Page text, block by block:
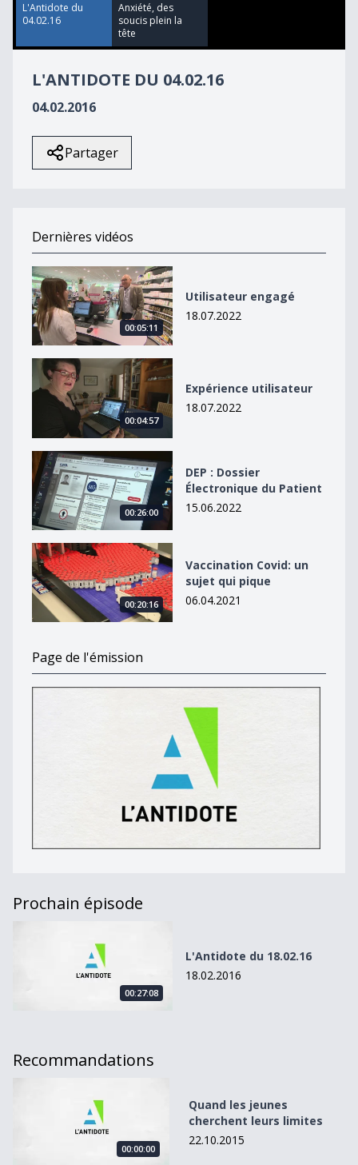
23
seconds
L'Antidote du
04.02.16
Anxiété, des
soucis plein la
tête
L'ANTIDOTE DU 04.02.16
04.02.2016
Partager
Dernières vidéos
Utilisateur engagé
00:05:11
Utilisateur engagé
18.07.2022
Expérience utilisateur
00:04:57
Expérience utilisateur
18.07.2022
DEP : Dossier Électronique du Patient
00:26:00
DEP : Dossier
Électronique du Patient
15.06.2022
Vaccination Covid: un sujet qui pique
00:20:16
Vaccination Covid: un
sujet qui pique
06.04.2021
Page de l'émission
Prochain épisode
00:27:08
L'Antidote du 18.02.16
18.02.2016
Recommandations
00:00:00
Quand les jeunes
cherchent leurs limites
22.10.2015